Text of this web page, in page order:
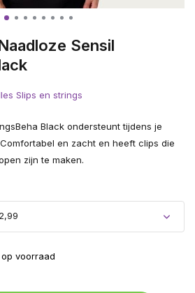
Sensil
Slips en strings
Black ondersteunt tijdens je
en zacht en heeft clips die
zijn te maken.
voorraad